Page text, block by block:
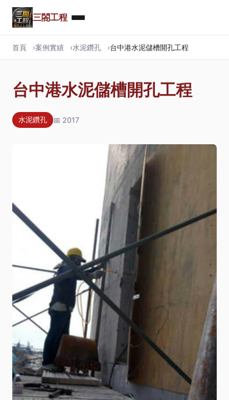
三閤工程
首頁 案例實績 水泥鑽孔 台中港水泥儲槽開孔工程
台中港水泥儲槽開孔工程
水泥鑽孔 📅 2017